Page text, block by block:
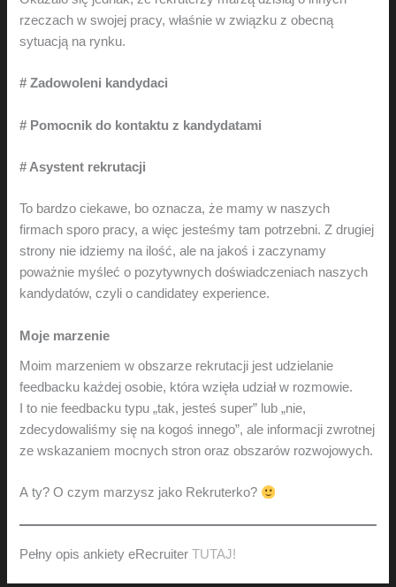
rzeczach w swojej pracy, właśnie w związku z obecną
sytuacją na rynku.
# Zadowoleni kandydaci
# Pomocnik do kontaktu z kandydatami
# Asystent rekrutacji
To bardzo ciekawe, bo oznacza, że mamy w naszych
firmach sporo pracy, a więc jesteśmy tam potrzebni. Z drugiej
strony nie idziemy na ilość, ale na jakoś i zaczynamy
poważnie myśleć o pozytywnych doświadczeniach naszych
kandydatów, czyli o candidatey experience.
Moje marzenie
Moim marzeniem w obszarze rekrutacji jest udzielanie
feedbacku każdej osobie, która wzięła udział w rozmowie.
I to nie feedbacku typu „tak, jesteś super” lub „nie,
zdecydowaliśmy się na kogoś innego”, ale informacji zwrotnej
ze wskazaniem mocnych stron oraz obszarów rozwojowych.
A ty? O czym marzysz jako Rekruterko?
Pełny opis ankiety eRecruiterTUTAJ!